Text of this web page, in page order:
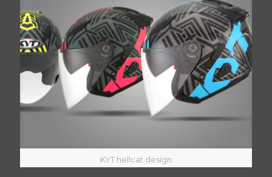
KYT hellcat design